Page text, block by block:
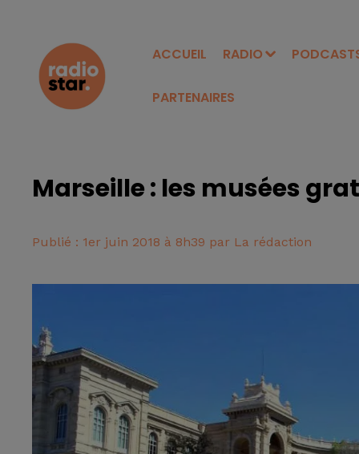
ACCUEIL RADIO
PARTENAIRES
Marseille : les musées
Publié : 1er juin 2018 à 8h39 par La rédaction